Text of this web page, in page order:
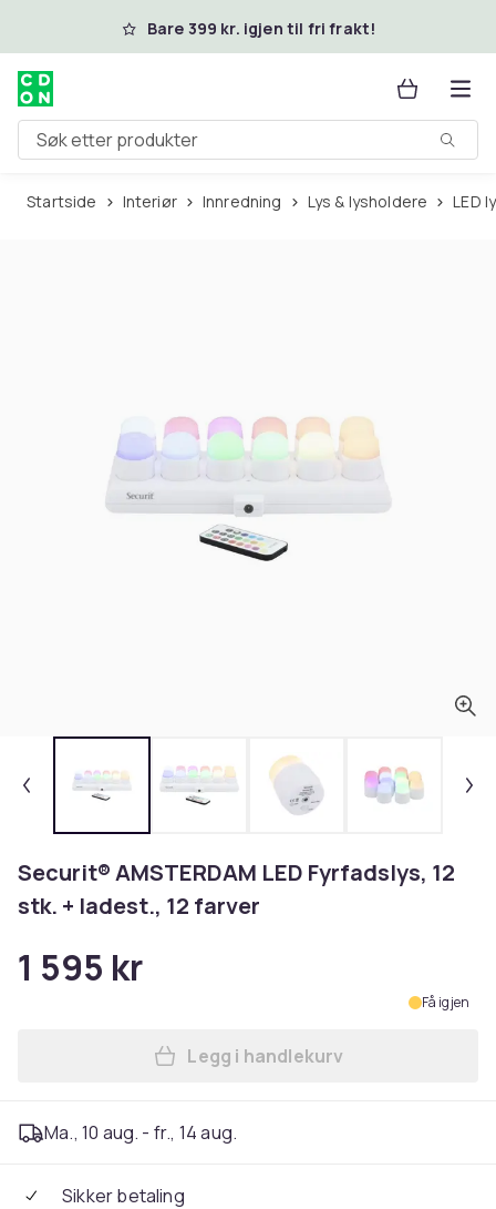
Hopp til hovedinnholdBare 399 kr. igjen til fri frakt!
Søk etter produkter
Startside Interiør Innredning Lys & lysholdere LED
Securit® AMSTERDAM LED Fyrfadslys, 12
stk. + ladest., 12 farver
1 595 kr
Få igjen
Legg Securit®
Legg i handlekurv
Ma., 10 aug. - fr., 14 aug.
Sikker betaling